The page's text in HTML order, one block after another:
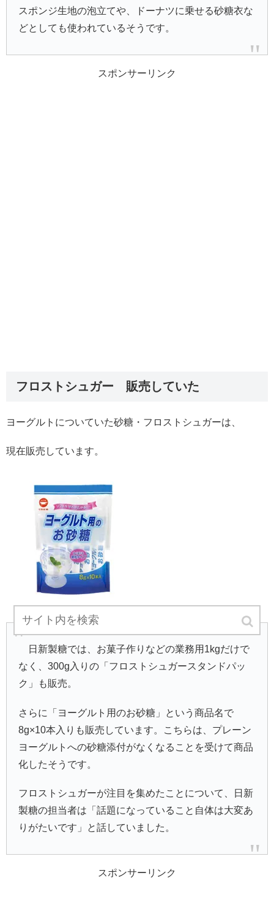
スポンジ生地の泡立てや、ドーナツに乗せる砂糖衣な
どとしても使われているそうです。
スポンサーリンク
フロストシュガー 販売していた
ヨーグルトについていた砂糖・フロストシュガーは、
現在販売しています。
日新製糖では、お菓子作りなどの業務用1kgだけで
なく、300g入りの「フロストシュガースタンドパッ
ク」も販売。
さらに「ヨーグルト用のお砂糖」という商品名で
8g×10本入りも販売しています。こちらは、プレーン
ヨーグルトへの砂糖添付がなくなることを受けて商品
化したそうです。
フロストシュガーが注目を集めたことについて、日新
製糖の担当者は「話題になっていること自体は大変あ
りがたいです」と話していました。
スポンサーリンク